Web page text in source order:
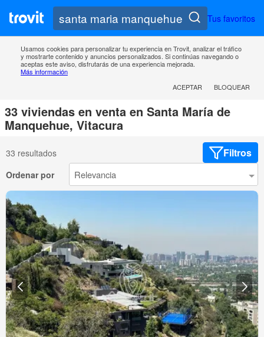
Tus favoritos
Usamos cookies para personalizar tu experiencia en Trovit, analizar el tráfico
y mostrarte contenido y anuncios personalizados. Si continúas navegando o
aceptas este aviso, disfrutarás de una experiencia mejorada.
Más información
ACEPTAR
BLOQUEAR
33 viviendas en venta en Santa María de
Manquehue, Vitacura
33 resultados Filtros
Ordenar por